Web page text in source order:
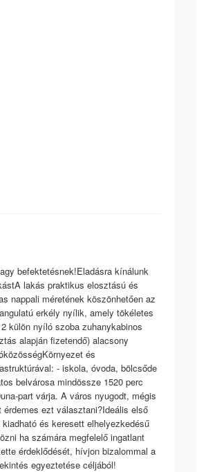
befektetésnek!Eladásra kínálunk
lakás praktikus elosztású és
nappali méretének köszönhetően az
erkély nyílik, amely tökéletes
külön nyíló szoba zuhanykabinos
alapján fizetendő) alacsony
és
- iskola, óvoda, bölcsőde
belvárosa mindössze 1520 perc
part várja. A város nyugodt, mégis
ezt választani?Ideális első
és keresett elhelyezkedésű
ha számára megfelelő ingatlant
érdeklődését, hívjon bizalommal a
egyeztetése céljából!